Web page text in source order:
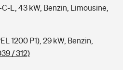
L, 43 kW, Benzin, Limousine,
1200 P1), 29 kW, Benzin,
/ 312)